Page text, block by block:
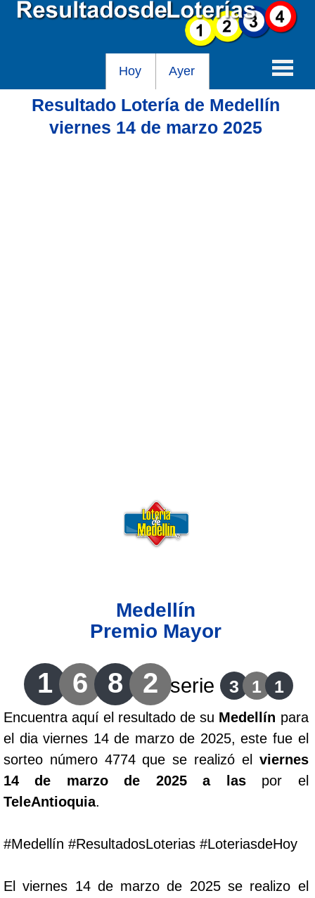
Hoy Ayer
Baloto
Lotería de Risaralda
Lotería de Santander
Lotería del Cauca
Lotería de Boyaca
Extra de Colombia
Antioqueñita Día
Resultado Lotería de Medellín
viernes 14 de marzo 2025
Medellín
Premio Mayor
1 6 8 2 serie 3 1 1
Encuentra aquí el resultado de su Medellín para
el dia viernes 14 de marzo de 2025, este fue el
sorteo número 4774 que se realizó el viernes
14 de marzo de 2025 a las por el
TeleAntioquia.
#Medellín #ResultadosLoterias #LoteriasdeHoy
El viernes 14 de marzo de 2025 se realizo el